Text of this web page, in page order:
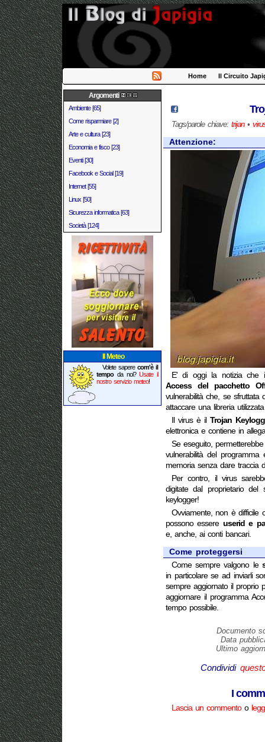
Home Il Circuito
Argomenti
Ambiente [65]
Come risparmiare [2]
Arte e cultura [23]
Economia e fisco [23]
Eventi [30]
Facebook e Social [19]
Internet [55]
Linux [50]
Sicurezza informatica [63]
Società [124]
Il Meteo
Volete sapere com'è il
tempoda noi?Usate il
nostro servizio meteo!
Tags/parole chiave: trijan•
Attenzione:
E' di oggi la notizia che
Access del pacchetto
vulnerabilità che, se
attaccare una libreria
Il virus è ilTrojan
elettronica e contiene in
Se eseguito,
vulnerabilità del
memoria senza dare traccia
Per contro, il virus
digitate dal proprietario del
keylogger!
Ovviamente, non è difficile
possono essereuserid e
e, anche, ai conti bancari.
Come proteggersi
Come sempre valgono le
in particolare se ad inviarli
sempre aggiornato il proprio
aggiornare il programma
tempo possibile.
Documento
Data
Ultimo
Condividi
I
Lascia un commentoo